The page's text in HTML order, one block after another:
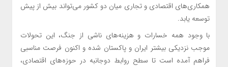
همکاری‌های اقتصادی و تجاری میان دو کشور می‌تواند بیش از پیش
توسعه یابد.
با وجود همه خسارات و هزینه‌های ناشی از جنگ، این تحولات
موجب نزدیکی بیشتر ایران و پاکستان شده و اکنون فرصت مناسبی
فراهم آمده است تا سطح روابط دوجانبه در حوزه‌های اقتصادی،